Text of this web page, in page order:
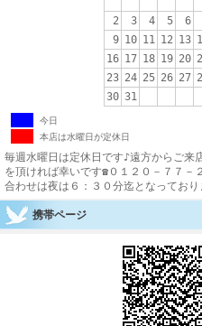
2
3 4 5 6
9 10 11 12 13
16 17 18 19 20
23 24 25 26 27
30 31
今日
本店は水曜日が定休日
毎週水曜日は定休日です♪遠方からご来
を頂ければ幸いです☎０１２０－７７－
合わせは夜は６：３０分迄となってお
携帯ページ